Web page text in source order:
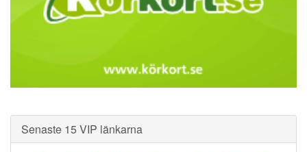
Senaste 15 VIP länkarna